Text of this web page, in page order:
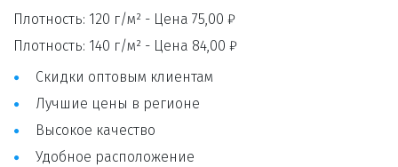
Плотность: 120 г/м² - Цена 75,00 ₽
Плотность: 140 г/м² - Цена 84,00 ₽
Скидки оптовым клиентам
Лучшие цены в регионе
Высокое качество
Удобное расположение